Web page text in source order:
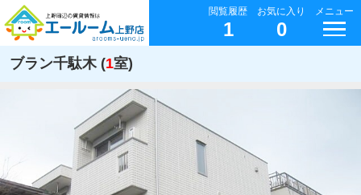
閲覧履歴
1
お気に入り
0
メニュー
ブラン千駄木 (1室)